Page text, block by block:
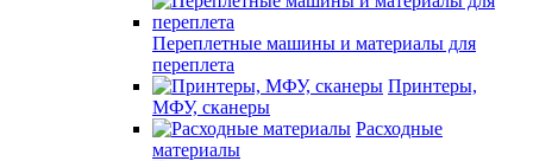
Переплетные машины и материалы для
переплета
Принтеры,
МФУ, сканеры
Расходные
материалы